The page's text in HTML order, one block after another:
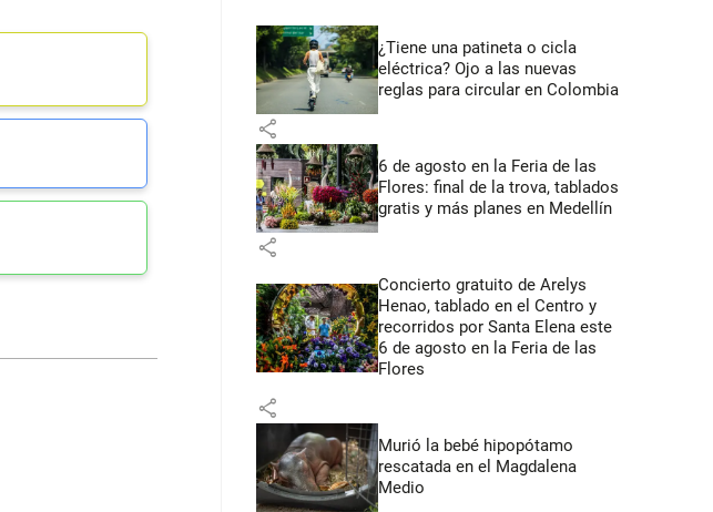
¿Tiene una patineta o cicla
eléctrica? Ojo a las nuevas
reglas para circular en Colombia
share
6 de agosto en la Feria de las
Flores: final de la trova, tablados
gratis y más planes en Medellín
share
Concierto gratuito de Arelys
Henao, tablado en el Centro y
recorridos por Santa Elena este
6 de agosto en la Feria de las
Flores
share
Murió la bebé hipopótamo
rescatada en el Magdalena
Medio